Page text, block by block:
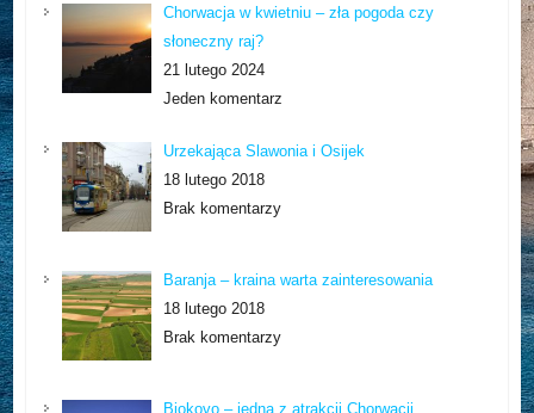
Chorwacja w kwietniu – zła pogoda czy
słoneczny raj?
21 lutego 2024
Jeden komentarz
Urzekająca Slawonia i Osijek
18 lutego 2018
Brak komentarzy
Baranja – kraina warta zainteresowania
18 lutego 2018
Brak komentarzy
Biokovo – jedna z atrakcji Chorwacji